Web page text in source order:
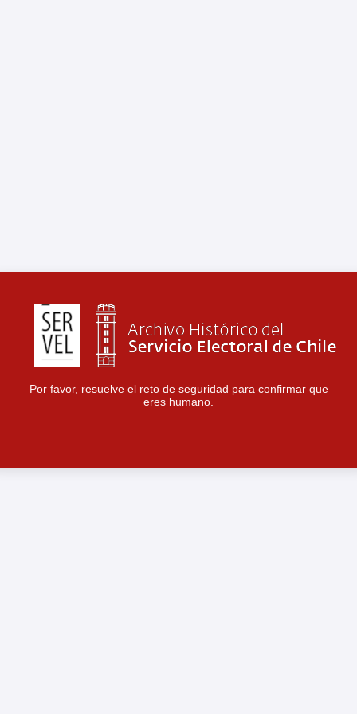
Por favor, resuelve el reto de seguridad para confirmar que
eres humano.